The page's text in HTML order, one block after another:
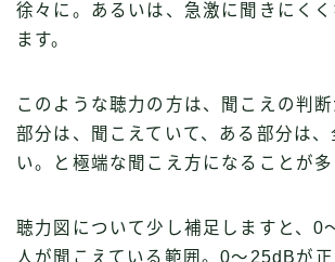
徐々に。あるいは、急激に聞きにく
ます。
このような聴力の方は、聞こえの判
部分は、聞こえていて、ある部分は
い。と極端な聞こえ方になることが多
聴力図について少し補足しますと、0
人が聞こえている範囲。0〜25dBが